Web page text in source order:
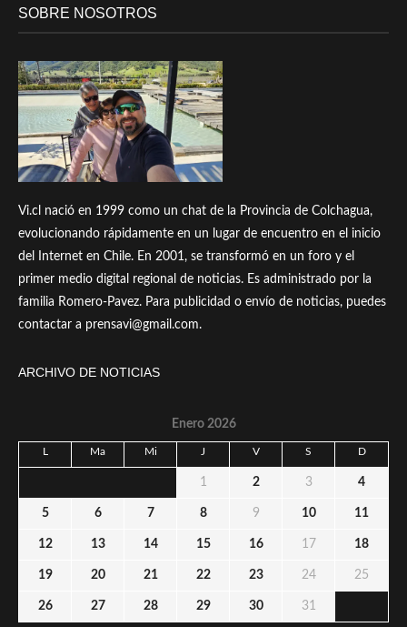
SOBRE NOSOTROS
Vi.cl nació en 1999 como un chat de la Provincia de Colchagua,
evolucionando rápidamente en un lugar de encuentro en el inicio
del Internet en Chile. En 2001, se transformó en un foro y el
primer medio digital regional de noticias. Es administrado por la
familia Romero-Pavez. Para publicidad o envío de noticias, puedes
contactar a prensavi@gmail.com.
ARCHIVO DE NOTICIAS
Enero 2026
L Ma Mi J V S D
1 2 3 4
5 6 7 8 9 10 11
12 13 14 15 16 17 18
19 20 21 22 23 24 25
26 27 28 29 30 31